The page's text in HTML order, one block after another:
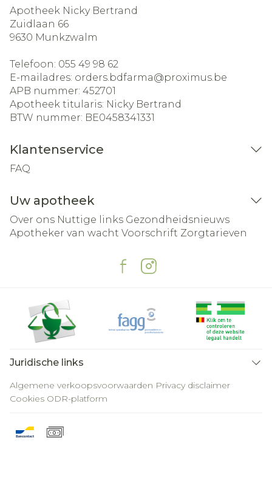
Apotheek Nicky Bertrand
Zuidlaan 66
9630 Munkzwalm
Telefoon: 055 49 98 62
E-mailadres: orders.bdfarma@proximus.be
APB nummer: 452701
Apotheek titularis: Nicky Bertrand
BTW nummer: BE0458341331
Klantenservice
FAQ
Uw apotheek
Over ons Nuttige links Gezondheidsnieuws
Apotheker van wacht Voorschrift Zorgtarieven
Juridische links
Algemene verkoopsvoorwaarden Privacy disclaimer
Cookies ODR-platform